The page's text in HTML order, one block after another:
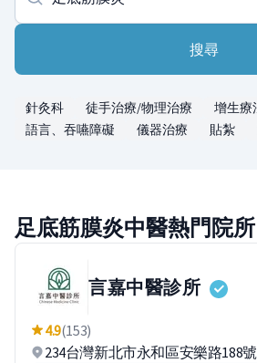
我是醫療人員
搜尋
針灸科 徒手治療/物理治療 增生療
語言、吞嚥障礙
儀器治療 貼紮
足底筋膜炎中醫熱門院所
言嘉中醫診所
4.9(153)
234台灣新北市永和區安樂路188號